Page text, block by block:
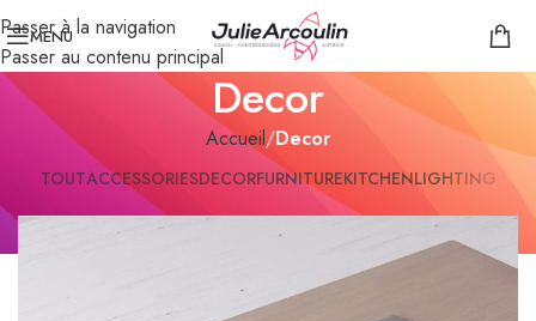
Passer à la navigation
Passer au contenu principal
MENU
Decor
Accueil/Decor
TOUTACCESSORIESDECORFURNITUREKITCHENLIGHTING